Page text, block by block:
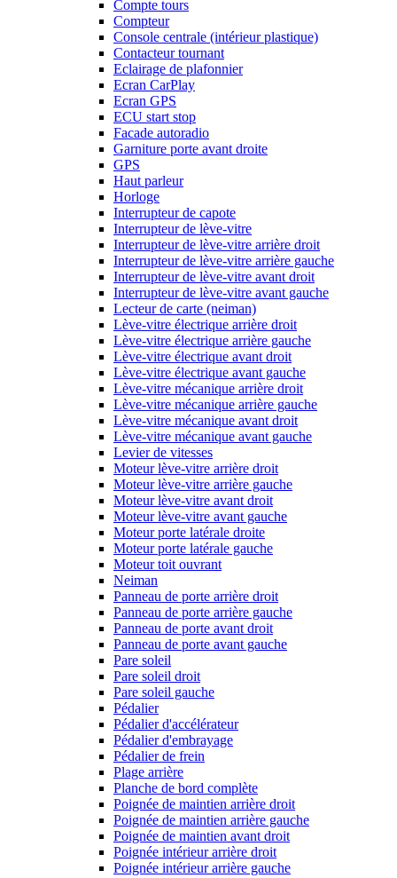
Compte tours
Compteur
Console centrale (intérieur plastique)
Contacteur tournant
Eclairage de plafonnier
Ecran CarPlay
Ecran GPS
ECU start stop
Facade autoradio
Garniture porte avant droite
GPS
Haut parleur
Horloge
Interrupteur de capote
Interrupteur de lève-vitre
Interrupteur de lève-vitre arrière droit
Interrupteur de lève-vitre arrière gauche
Interrupteur de lève-vitre avant droit
Interrupteur de lève-vitre avant gauche
Lecteur de carte (neiman)
Lève-vitre électrique arrière droit
Lève-vitre électrique arrière gauche
Lève-vitre électrique avant droit
Lève-vitre électrique avant gauche
Lève-vitre mécanique arrière droit
Lève-vitre mécanique arrière gauche
Lève-vitre mécanique avant droit
Lève-vitre mécanique avant gauche
Levier de vitesses
Moteur lève-vitre arrière droit
Moteur lève-vitre arrière gauche
Moteur lève-vitre avant droit
Moteur lève-vitre avant gauche
Moteur porte latérale droite
Moteur porte latérale gauche
Moteur toit ouvrant
Neiman
Panneau de porte arrière droit
Panneau de porte arrière gauche
Panneau de porte avant droit
Panneau de porte avant gauche
Pare soleil
Pare soleil droit
Pare soleil gauche
Pédalier
Pédalier d'accélérateur
Pédalier d'embrayage
Pédalier de frein
Plage arrière
Planche de bord complète
Poignée de maintien arrière droit
Poignée de maintien arrière gauche
Poignée de maintien avant droit
Poignée intérieur arrière droit
Poignée intérieur arrière gauche